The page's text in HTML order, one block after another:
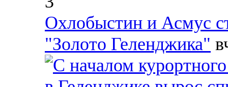
Охлобыстин и Асмус
"Золото Геленджика"